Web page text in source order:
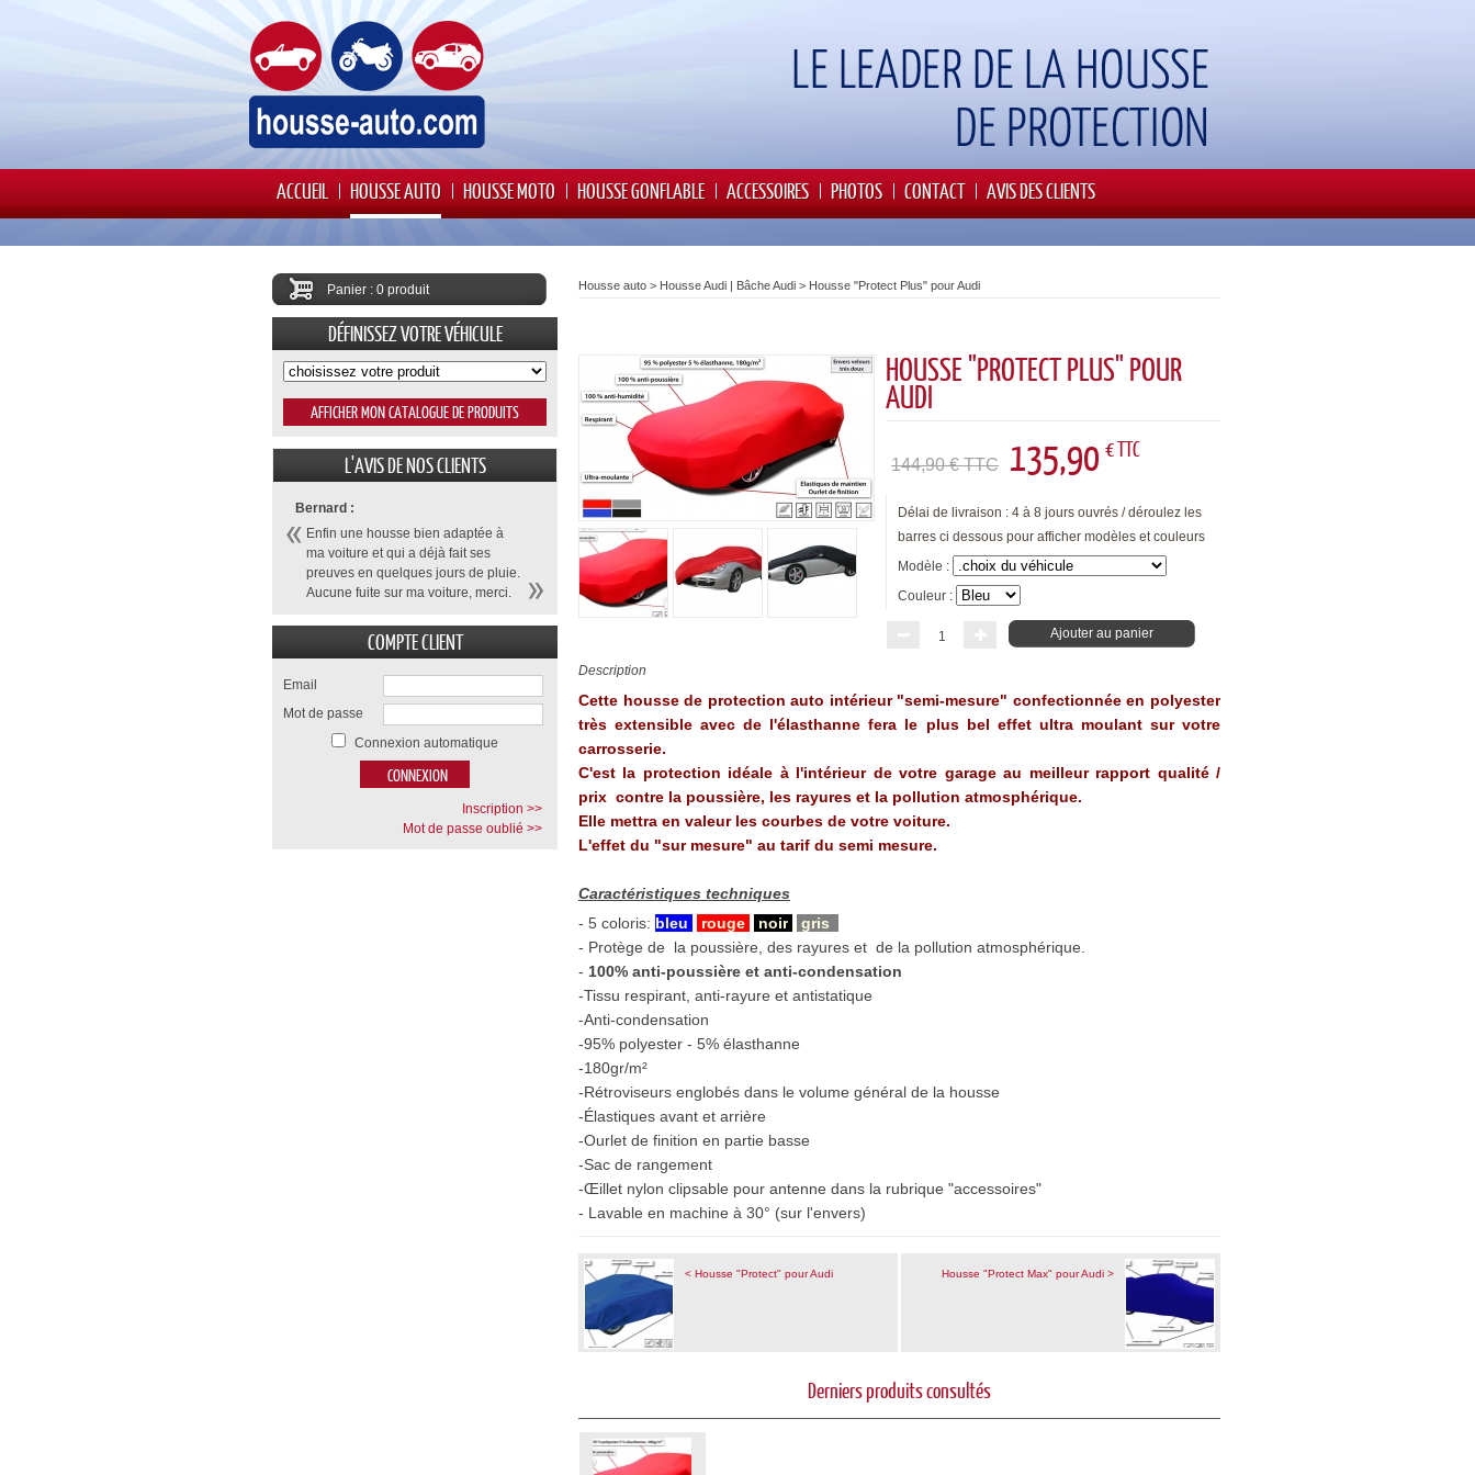
ACCUEIL HOUSSE AUTO HOUSSE MOTO HOUSSE GONFLABLE ACCESSOIRES PHOTOS CONTACT AVIS DES CLIENTS
Housse auto > Housse Audi | Bâche Audi > Housse "Protect Plus" pour Audi
HOUSSE "PROTECT PLUS" POUR
AUDI
144,90 € TTC 135,90 € TTC
Délai de livraison : 4 à 8 jours ouvrés / déroulez les
barres ci dessous pour afficher modèles et couleurs
Modèle :
Couleur :
1 Ajouter au panier
Description
Cette housse de protection auto intérieur "semi-mesure" confectionnée en polyester
très extensible avec de l'élasthanne fera le plus bel effet ultra moulant sur votre
carrosserie.
C'est la protection idéale à l'intérieur de votre garage au meilleur rapport qualité /
prix contre la poussière, les rayures et la pollution atmosphérique.
Elle mettra en valeur les courbes de votre voiture.
L'effet du "sur mesure" au tarif du semi mesure.
Caractéristiques techniques
- 5 coloris: bleu , rouge , noir , gris
- Protège de la poussière, des rayures et de la pollution atmosphérique.
- 100% anti-poussière et anti-condensation
-Tissu respirant, anti-rayure et antistatique
-Anti-condensation
-95% polyester - 5% élasthanne
-180gr/m²
-Rétroviseurs englobés dans le volume général de la housse
-Élastiques avant et arrière
-Ourlet de finition en partie basse
-Sac de rangement
-Œillet nylon clipsable pour antenne dans la rubrique "accessoires"
- Lavable en machine à 30° (sur l'envers)
< Housse "Protect" pour Audi Housse "Protect Max" pour Audi >
Derniers produits consultés
Panier : 0 produit
DÉFINISSEZ VOTRE VÉHICULE
L'AVIS DE NOS CLIENTS
Bernard :
Enfin une housse bien adaptée à
ma voiture et qui a déjà fait ses
preuves en quelques jours de pluie.
Aucune fuite sur ma voiture, merci.
COMPTE CLIENT
Email
Mot de passe
Connexion automatique
Inscription >>
Mot de passe oublié >>